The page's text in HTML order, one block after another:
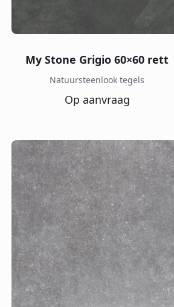
Natuursteenlook tegels
My Stone Grigio 60×60 rett
Op aanvraag